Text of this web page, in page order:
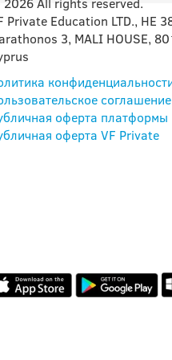
All rights reserved.
Private Education LTD., HE
3, MALI HOUSE,
соглашение
оферта платформы
оферта VF Private